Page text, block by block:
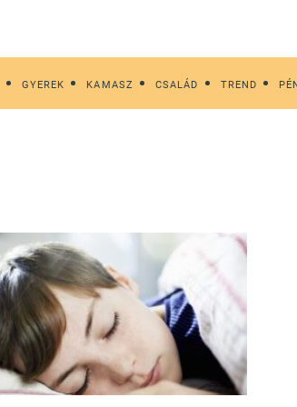
GYEREK KAMASZ CSALÁD TREND